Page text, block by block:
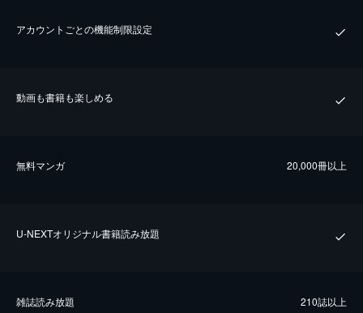
アカウントごとの機能制限設定
動画も書籍も楽しめる
無料マンガ 20,000冊以上
U-NEXTオリジナル書籍読み放題
雑誌読み放題 210誌以上